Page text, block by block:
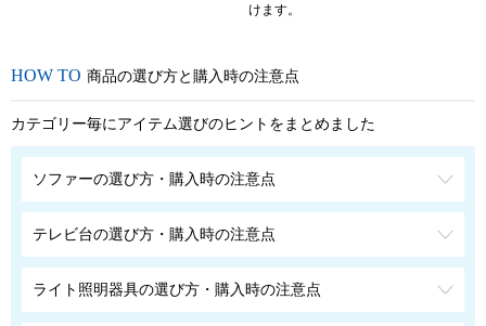
けます。
商品の選び方と購入時の注意点
カテゴリー毎にアイテム選びのヒントをまとめました
ソファーの選び方・購入時の注意点
テレビ台の選び方・購入時の注意点
ライト照明器具の選び方・購入時の注意点